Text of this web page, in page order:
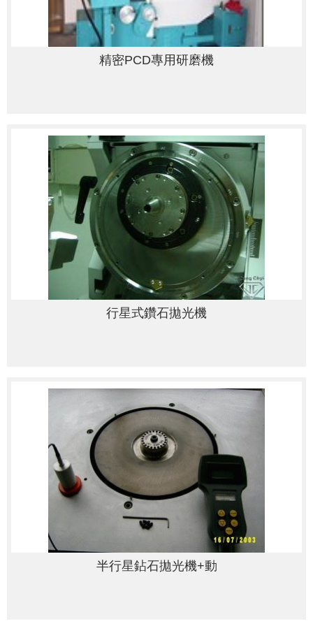
精密PCD專用研磨機
行星式鑽石拋光機
半行星鉆石拋光機+動